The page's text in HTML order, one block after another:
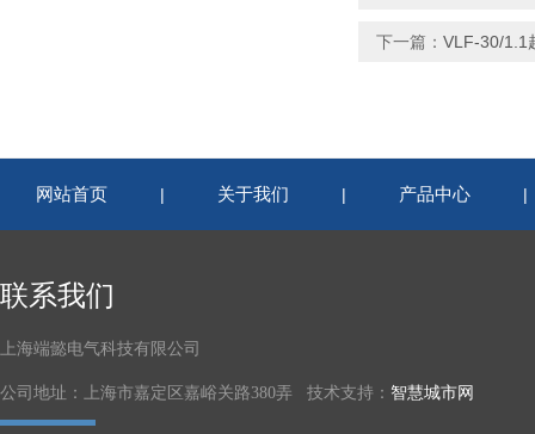
下一篇： VLF-30/1.1
网站首页 | 关于我们 | 产品中心
联系我们
上海端懿电气科技有限公司
公司地址：上海市嘉定区嘉峪关路380弄 技术支持： 智慧城市网